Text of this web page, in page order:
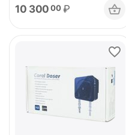
10 300 00 ₽